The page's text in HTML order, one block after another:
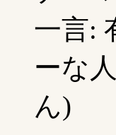
一言:
ーな
ん)